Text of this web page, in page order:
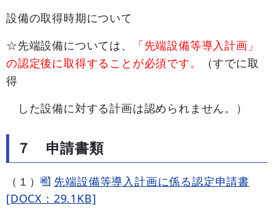
設備の取得時期について
☆先端設備については、
「先端設備等導入計画」
の認定後に取得することが必須です。
（すでに取
得
した設備に対する計画は認められません。）
７ 申請書類
（１）
先端設備等導入計画に係る認定申請書
[DOCX：29.1KB]